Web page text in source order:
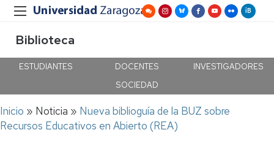
Biblioteca
ESTUDIANTES DOCENTES
INVESTIGADORES
SOCIEDAD
Ruta
de
Inicio Noticia
Nueva biblioguía de la BUZ sobre
Recursos Educativos en Abierto (REA)